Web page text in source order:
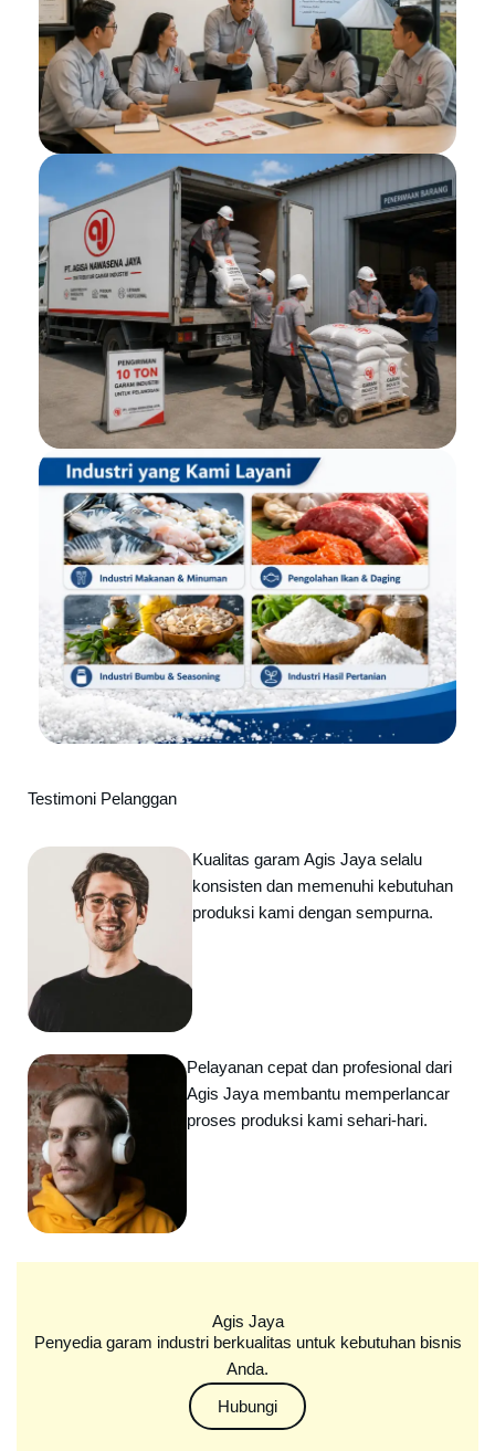
Testimoni Pelanggan
Kualitas garam Agis Jaya selalu
konsisten dan memenuhi kebutuhan
produksi kami dengan sempurna.
Pelayanan cepat dan profesional dari
Agis Jaya membantu memperlancar
proses produksi kami sehari-hari.
Agis Jaya
Penyedia garam industri berkualitas untuk kebutuhan bisnis
Anda.
Hubungi